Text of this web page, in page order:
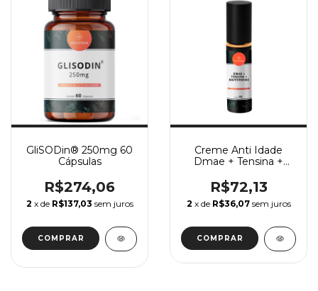
GliSODin® 250mg 60
Cápsulas
R$274,06
2 x de R$137,03 sem juros
Creme Anti Idade
Dmae + Tensina +
R$72,13
2 x de R$36,07 sem juros
COMPRAR